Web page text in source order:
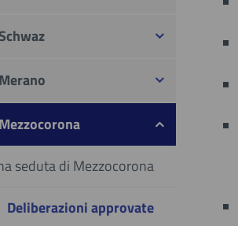
seduta di Mezzocorona
Deliberazioni approvate